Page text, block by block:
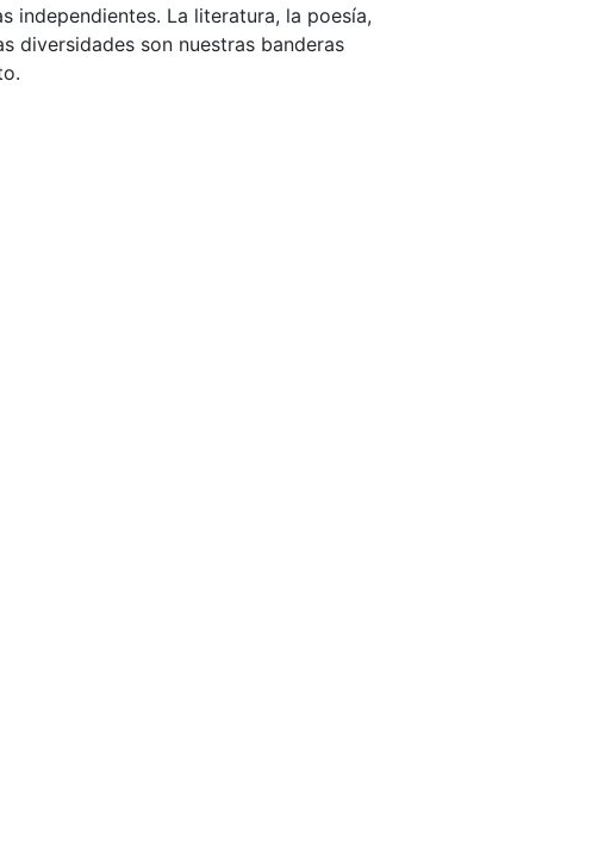
independientes. La literatura, la poesía,
diversidades son nuestras banderas